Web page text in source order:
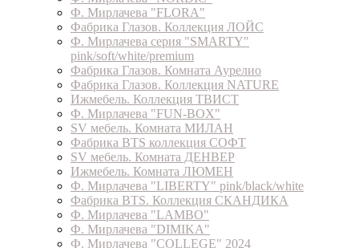
Ф. Мирлачева "FLORA"
Фабрика Глазов. Коллекция ЛОЙС
Ф. Мирлачева серия "SMARTY"
pink/soft/white/premium
Фабрика Глазов. Комната Аурелио
Фабрика Глазов. Коллекция NATURE
Ижмебель. Коллекция ТВИСТ
Ф. Мирлачева "FUN-BOX"
SV мебель. Комната МИЛАН
Фабрика BTS коллекция СОФТ
SV мебель. Комната ДЕНВЕР
Ижмебель. Комната ЛЮМЕН
Ф. Мирлачева "LIBERTY" pink/black/white
Фабрика BTS. Коллекция СКАНДИКА
Ф. Мирлачева "LAMBO"
Ф. Мирлачева "DIMIKA"
Ф. Мирлачева "COLLEGE" 2024